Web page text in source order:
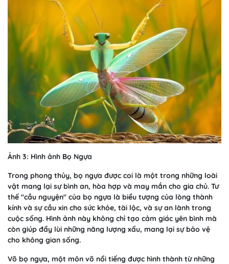
Ảnh 3: Hình ảnh Bọ Ngựa
Trong phong thủy, bọ ngựa được coi là một trong những loài
vật mang lại sự bình an, hòa hợp và may mắn cho gia chủ. Tư
thế "cầu nguyện" của bọ ngựa là biểu tượng của lòng thành
kính và sự cầu xin cho sức khỏe, tài lộc, và sự an lành trong
cuộc sống. Hình ảnh này không chỉ tạo cảm giác yên bình mà
còn giúp đẩy lùi những năng lượng xấu, mang lại sự bảo vệ
cho không gian sống.
Võ bọ ngựa, một môn võ nổi tiếng được hình thành từ những